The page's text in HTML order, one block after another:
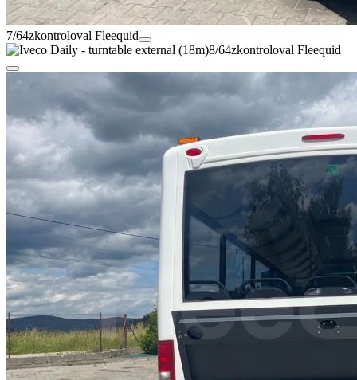
7/64zkontroloval Fleequid
8/64zkontroloval Fleequid